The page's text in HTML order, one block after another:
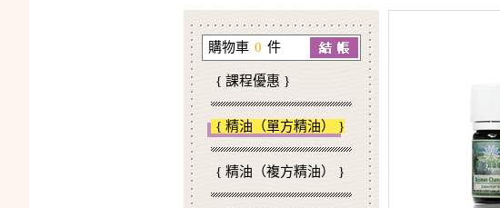
購物車 0 件
{ 課程優惠 }
{ 精油（單方精油） }
{ 精油（複方精油） }